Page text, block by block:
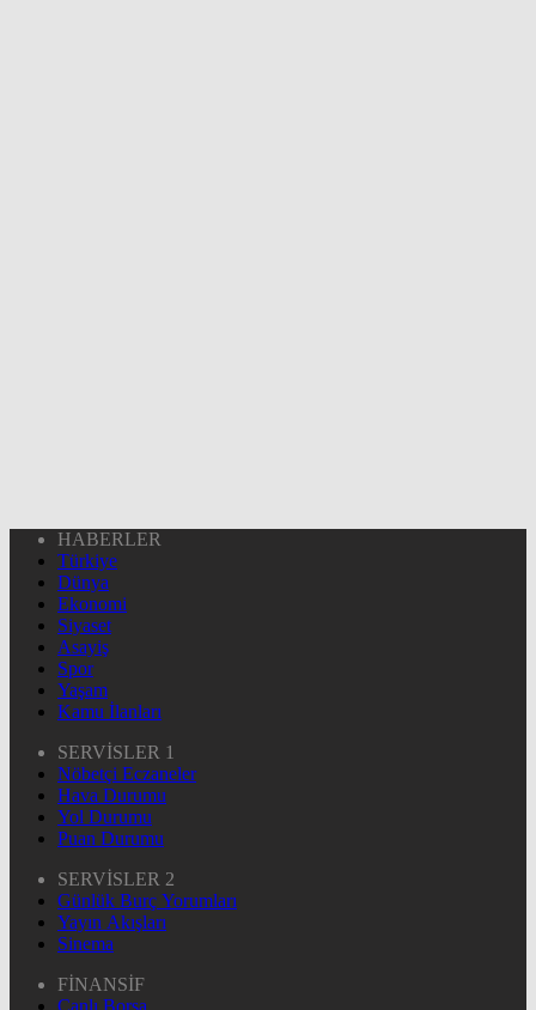
HABERLER
Türkiye
Dünya
Ekonomi
Siyaset
Asayiş
Spor
Yaşam
Kamu İlanları
SERVİSLER 1
Nöbetçi Eczaneler
Hava Durumu
Yol Durumu
Puan Durumu
SERVİSLER 2
Günlük Burç Yorumları
Yayın Akışları
Sinema
FİNANSİF